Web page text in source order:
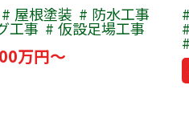
屋根塗装 防水工事
工事 仮設足場工事
万円～